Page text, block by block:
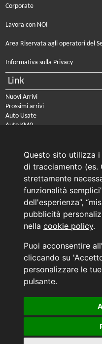
Questo sito utilizza
di tracciamento (es.
strettamente
funzionalità
dell'esperienza”,
pubblicità
nella cookie policy.
Puoi acconsentire
cliccando su
personalizzare le
pulsante.
Corporate
Lavora con NOI
Area Riservata agli operatori del
Informativa sulla Privacy
Link
Nuovi Arrivi
Prossimi arrivi
Auto Usate
Auto KM0
PRENOTA IL TUO INTERVENTO DI
PRENOTA LA REVISIONE DELLA
Consulente Online Usato:
Consulente Online Hyundai:
AUTO PLANET BARI SRL | BARI, via
Generata in
INFORMATIVA AI SENSI
Aggiorna le tue preferenze di